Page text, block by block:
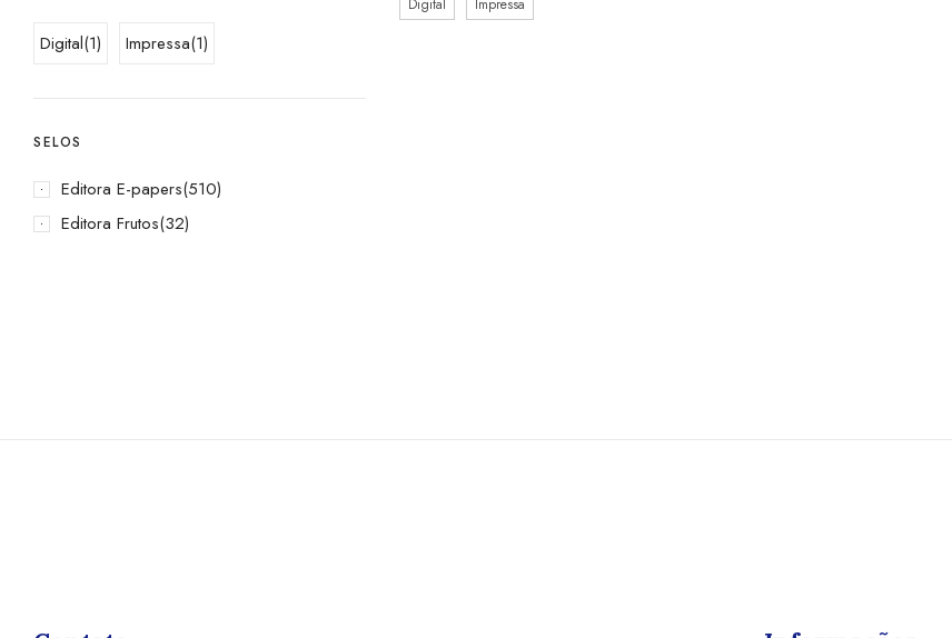
Digital(1) Impressa(1)
SELOS
Editora E-papers(510)
Editora Frutos(32)
Digital Impressa